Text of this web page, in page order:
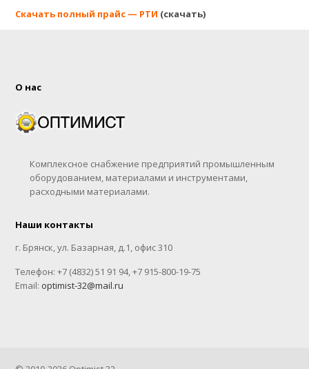
Скачать полный прайс — РТИ (скачать)
О нас
Комплексное снабжение предприятий промышленным
оборудованием, материалами и инструментами,
расходными материалами.
Наши контакты
г. Брянск, ул. Базарная, д.1, офис 310
Телефон: +7 (4832) 51 91 94, +7 915-800-19-75
Email: optimist-32@mail.ru